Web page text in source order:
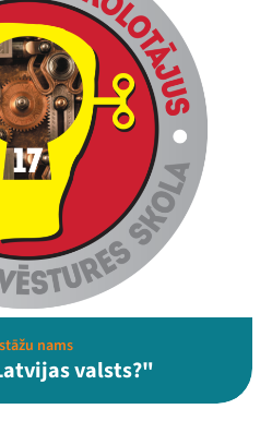
nams
valsts?"